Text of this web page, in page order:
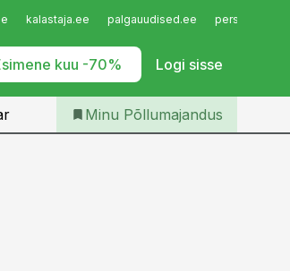
kalastaja.ee palgauudised.ee
kuu -70% Logi sisse
Iseteenindus
Telli Põllumajandus
Minu Põllumajandus